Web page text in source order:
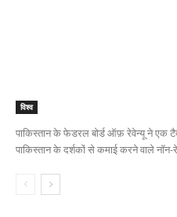
विश्व
पाकिस्तान के फेडरल बोर्ड ऑफ़ रेवेन्यू ने एक
पाकिस्तान के दर्शकों से कमाई करने वाले